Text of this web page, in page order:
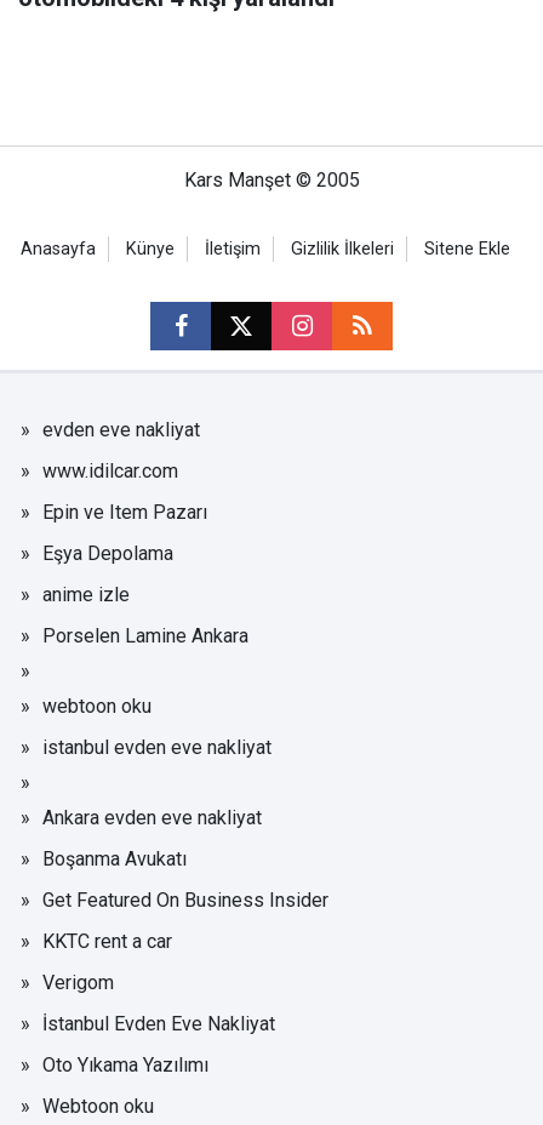
Kars Manşet © 2005
Anasayfa Künye İletişim Gizlilik İlkeleri Sitene Ekle
evden eve nakliyat
www.idilcar.com
Epin ve Item Pazarı
Eşya Depolama
anime izle
Porselen Lamine Ankara
webtoon oku
istanbul evden eve nakliyat
Ankara evden eve nakliyat
Boşanma Avukatı
Get Featured On Business Insider
KKTC rent a car
Verigom
İstanbul Evden Eve Nakliyat
Oto Yıkama Yazılımı
Webtoon oku